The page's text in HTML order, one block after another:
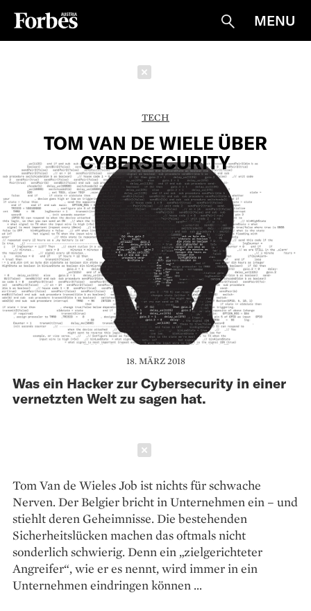
Suche
MENU
TECH
TOM VAN DE WIELE ÜBER
CYBERSECURITY
18. MÄRZ 2018
Was ein Hacker zur Cybersecurity in einer
vernetzten Welt zu sagen hat.
Tom Van de Wieles Job ist nichts für schwache
Nerven. Der Belgier bricht in Unternehmen ein – und
stiehlt deren Geheimnisse. Die bestehenden
Sicherheitslücken machen das oftmals nicht
sonderlich schwierig. Denn ein „zielgerichteter
Angreifer“, wie er es nennt, wird immer in ein
Unternehmen eindringen können …